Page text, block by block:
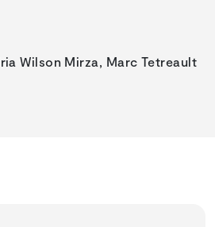
Wilson Mirza, Marc Tetreault